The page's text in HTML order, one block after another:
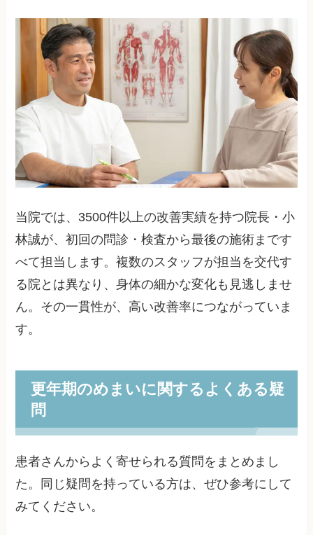
当院では、3500件以上の改善実績を持つ院長・小
林誠が、初回の問診・検査から最後の施術まです
べて担当します。複数のスタッフが担当を交代す
る院とは異なり、身体の細かな変化も見逃しませ
ん。その一貫性が、高い改善率につながっていま
す。
更年期のめまいに関するよくある疑
問
患者さんからよく寄せられる質問をまとめまし
た。同じ疑問を持っている方は、ぜひ参考にして
みてください。